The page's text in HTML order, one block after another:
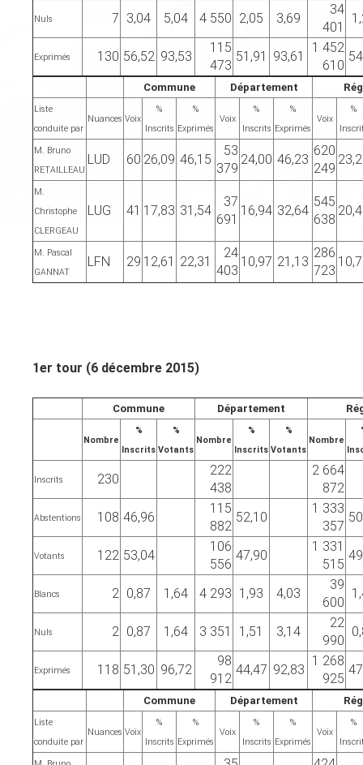
Nuls 7 3,04 5,04 4 550 2,05 3,69
34
401
Exprimés 130 56,52 93,53
115
473
51,91 93,61
1 452
610
Commune Département
Liste
conduite par
Nuances Voix
%
Inscrits
%
Exprimés
Voix
%
Inscrits
%
Exprimés
Voix
%
M. Bruno
RETAILLEAU
LUD 60 26,09 46,15
53
379
24,00 46,23
620
249
M.
Christophe
CLERGEAU
LUG 41 17,83 31,54
37
691
16,94 32,64
545
638
M. Pascal
GANNAT
LFN 29 12,61 22,31
24
403
10,97 21,13
286
723
1er tour (6 décembre 2015)
Commune Département
Nombre
%
Inscrits
%
Votants
Nombre
%
Inscrits
%
Votants
Nombre
Inscrits 230
222
438
2 664
872
Abstentions 108 46,96
115
882
52,10
1 333
357
Votants 122 53,04
106
556
47,90
1 331
515
Blancs 2 0,87 1,64 4 293 1,93 4,03
39
600
Nuls 2 0,87 1,64 3 351 1,51 3,14
22
990
Exprimés 118 51,30 96,72
98
912
44,47 92,83
1 268
925
Commune Département
Liste
conduite par
Nuances Voix
%
Inscrits
%
Exprimés
Voix
%
Inscrits
%
Exprimés
Voix
%